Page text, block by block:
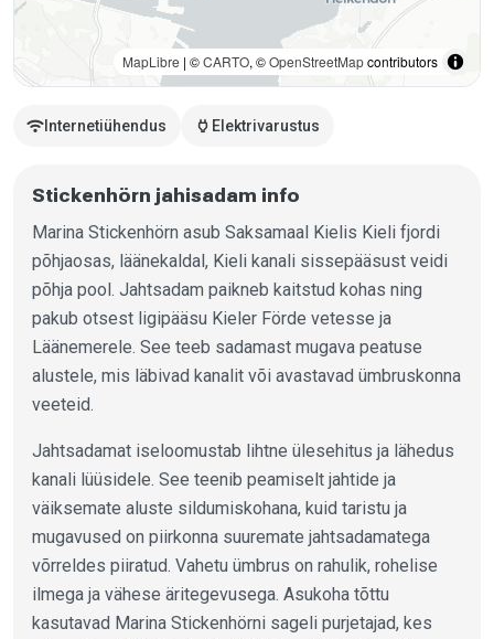
wifi Internetiühendus power Elektrivarustus
Stickenhörn jahisadam info
Marina Stickenhörn asub Saksamaal Kielis Kieli fjordi
põhjaosas, läänekaldal, Kieli kanali sissepääsust veidi
põhja pool. Jahtsadam paikneb kaitstud kohas ning
pakub otsest ligipääsu Kieler Förde vetesse ja
Läänemerele. See teeb sadamast mugava peatuse
alustele, mis läbivad kanalit või avastavad ümbruskonna
veeteid.
Jahtsadamat iseloomustab lihtne ülesehitus ja lähedus
kanali lüüsidele. See teenib peamiselt jahtide ja
väiksemate aluste sildumiskohana, kuid taristu ja
mugavused on piirkonna suuremate jahtsadamatega
võrreldes piiratud. Vahetu ümbrus on rahulik, rohelise
ilmega ja vähese äritegevusega. Asukoha tõttu
kasutavad Marina Stickenhörni sageli purjetajad, kes
MapLibre | ©CARTO, ©OpenStreetMapcontributors